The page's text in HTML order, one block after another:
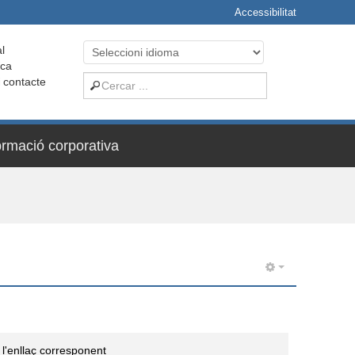
Accessibilitat
contacte
corporativa
corresponent